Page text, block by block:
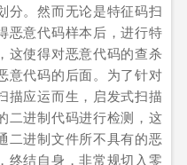
分。然而无论是特征码扫
恶意代码样本后，进行特
这使得对恶意代码的查杀
意代码的后面。为了针对
描应运而生，启发式扫描
二进制代码进行检测，这
二进制文件所不具有的恶
终结自身，非常规切入零